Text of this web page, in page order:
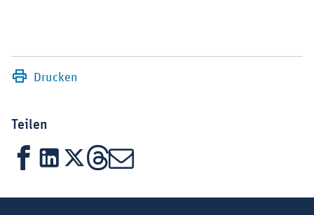
Drucken
Teilen
FacebookLinkedIn
X Threads
Mail